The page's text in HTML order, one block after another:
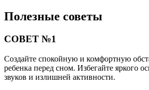
Полезные советы
СОВЕТ №1
Создайте спокойную и комфортную
ребенка перед сном. Избегайте яркого
звуков и излишней активности.